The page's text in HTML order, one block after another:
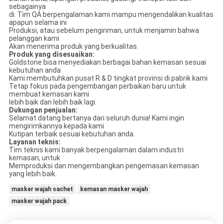
sebagainya
di. Tim QA berpengalaman kami mampu mengendalikan kualitas
apapun selama ini
Produksi, atau sebelum pengiriman, untuk menjamin bahwa
pelanggan kami
Akan menerima produk yang berkualitas.
Produk yang disesuaikan:
Goldstone bisa menyediakan berbagai bahan kemasan sesuai
kebutuhan anda
Kami membutuhkan pusat R & D tingkat provinsi di pabrik kami
Tetap fokus pada pengembangan perbaikan baru untuk
membuat kemasan kami
lebih baik dan lebih baik lagi.
Dukungan penjualan:
Selamat datang bertanya dari seluruh dunia! Kami ingin
mengirimkannya kepada kami
Kutipan terbaik sesuai kebutuhan anda.
Layanan teknis:
Tim teknis kami banyak berpengalaman dalam industri
kemasan, untuk
Memproduksi dan mengembangkan pengemasan kemasan
yang lebih baik.
masker wajah sachet
kemasan masker wajah
masker wajah pack